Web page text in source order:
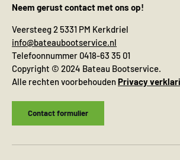
Neem gerust contact met ons op!
Veersteeg 2 5331 PM Kerkdriel
info@bateaubootservice.nl
Telefoonnummer 0418-63 35 01
Copyright © 2024 Bateau Bootservice.
Alle rechten voorbehoudenPrivacy
Contact formulier